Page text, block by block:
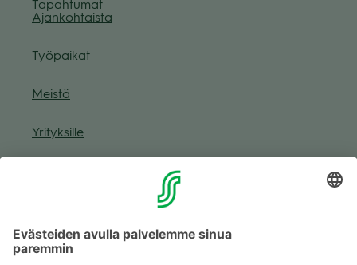
Tapah­tu­mat
Ajan­koh­taista
Työ­pai­kat
Meistä
Yri­tyk­sille
Muuta eväs­tea­se­tuk­sia & eväs­tein­for­maa­tio
Tie­to­suo­ja­se­loste (Arina)